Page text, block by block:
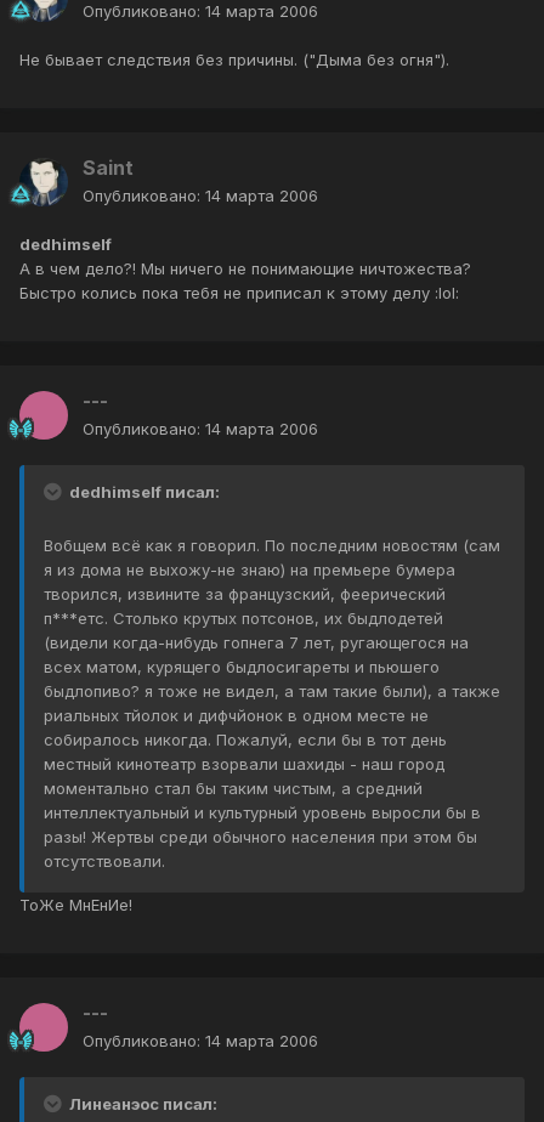
Опубликовано: 14 марта 2006
Не бывает следствия без причины. ("Дыма без огня").
Saint
Опубликовано: 14 марта 2006
dedhimself
А в чем дело?! Мы ничего не понимающие ничтожества?
Быстро колись пока тебя не приписал к этому делу :lol:
---
Опубликовано: 14 марта 2006
dedhimself писал:
Вобщем всё как я говорил. По последним новостям (сам
я из дома не выхожу-не знаю) на премьере бумера
творился, извините за французский, феерический
п***етс. Столько крутых потсонов, их быдлодетей
(видели когда-нибудь гопнега 7 лет, ругающегося на
всех матом, курящего быдлосигареты и пьюшего
быдлопиво? я тоже не видел, а там такие были), а также
риальных тйолок и дифчйонок в одном месте не
собиралось никогда. Пожалуй, если бы в тот день
местный кинотеатр взорвали шахиды - наш город
моментально стал бы таким чистым, а средний
интеллектуальный и культурный уровень выросли бы в
разы! Жертвы среди обычного населения при этом бы
отсутствовали.
ТоЖе МнЕнИе!
---
Опубликовано: 14 марта 2006
Линеанэос писал: